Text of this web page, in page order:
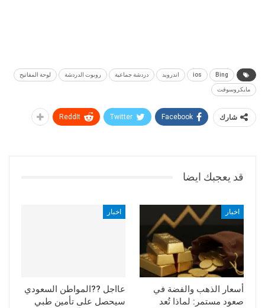
Bing
ios اندرويد دردشة جماعية روبوت الدردشة لوحة المفاتيح
مايكروسوفت
شارك Facebook
Twitter
ReddIt
قد يعجبك ايضا
اخبار
أسعار الذهب والفضة في
صعود مستمر: لماذا تُعد
اخبار
عااجل ??المواطن السعودي
سيحصل على تأمين طبي